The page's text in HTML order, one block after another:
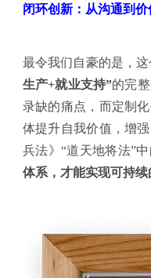
闭环创新：从沟通到
最令我们自豪的是，
生产+就业支持”的完
录缺的痛点，而定制
体提升自我价值，增
兵法》“道天地将法”
体系，才能实现可持续